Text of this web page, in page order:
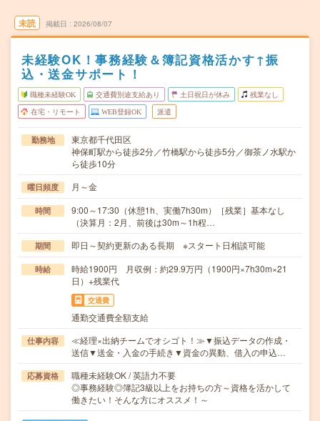
未読 掲載日 2026/08/07
未経験OK！事務経験＆簿記資格活かす↑振
込・送金サポート！
職種未経験OK 交通費別途支給あり 土日祝日が休み 残業なし
在宅・リモート WEB登録OK 派遣
勤務地
東京都千代田区
神保町駅から徒歩2分／竹橋駅から徒歩5分／御茶ノ水駅か
ら徒歩10分
曜日頻度 月～金
時間
9:00～17:30（休憩1h、実働7h30m）［残業］基本なし
（決算月：2月、前後は30m～1h程…
期間 即日～契約更新のある長期 ※スタート日相談可能
時給
時給1900円 月収例：約29.9万円（1900円×7h30m×21
日）+残業代
交通費
通勤交通費全額支給
仕事内容
≪経理×出納チームでオシゴト！≫▼振込データの作成・
送信▼送金・入金の手続き▼資金の異動、借入の申込…
応募資格
職種未経験OK / 英語力不要
◎事務経験◎簿記3級以上をお持ちの方～資格を活かして
働きたい！そんな方にオススメ！～